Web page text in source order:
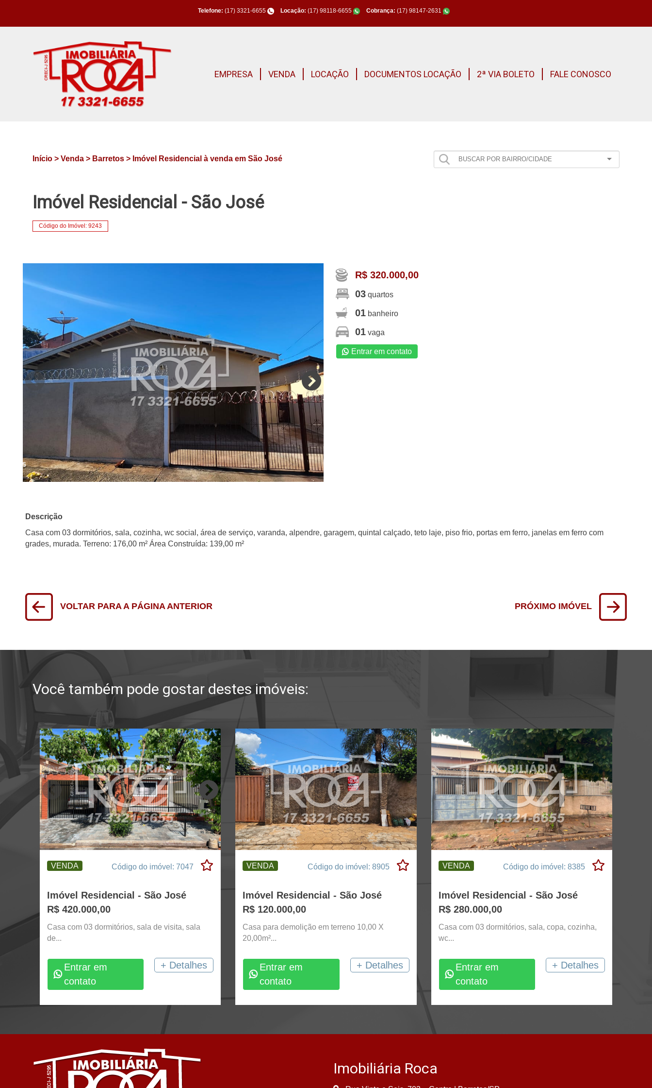
Telefone: (17) 3321-6655 Locação: (17) 98118-6655 Cobrança: (17) 98147-2631
EMPRESA VENDA LOCAÇÃO DOCUMENTOS LOCAÇÃO 2ª VIA BOLETO FALE CONOSCO
Início >Venda > Barretos > Imóvel Residencial à venda em São José
Imóvel Residencial - São José
Código do Imóvel: 9243
R$ 320.000,00
03 quartos
01 banheiro
01 vaga
Entrar em contato
Descrição
Casa com 03 dormitórios, sala, cozinha, wc social, área de serviço, varanda, alpendre, garagem, quintal calçado, teto laje, piso frio, portas em ferro, janelas em ferro com
grades, murada. Terreno: 176,00 m² Área Construída: 139,00 m²
VOLTAR PARA A PÁGINA ANTERIOR PRÓXIMO IMÓVEL
Você também pode gostar destes imóveis:
VENDA Código do imóvel: 7047
Imóvel Residencial - São José
R$ 420.000,00
Casa com 03 dormitórios, sala de visita, sala
de...
Entrar em
contato
+ Detalhes
VENDA Código do imóvel: 8905
Imóvel Residencial - São José
R$ 120.000,00
Casa para demolição em terreno 10,00 X
20,00m²...
Entrar em
contato
+ Detalhes
VENDA Código do imóvel: 8385
Imóvel Residencial - São José
R$ 280.000,00
Casa com 03 dormitórios, sala, copa, cozinha,
wc...
Entrar em
contato
+ Detalhes
Imobiliária Roca